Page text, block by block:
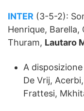
INTER (3-5-2):
Henrique, Barella,
Thuram, Lautaro
A
De Vrij,
Frattesi,